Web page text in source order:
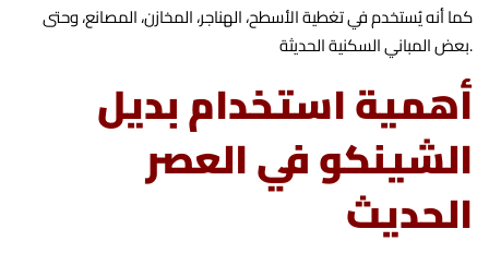
كما أنه يُستخدم في تغطية الأسطح، الهناجر، المخازن، المصانع، وحتى
بعض المباني السكنية الحديثة.
أهمية استخدام بديل
الشينكو في العصر
الحديث